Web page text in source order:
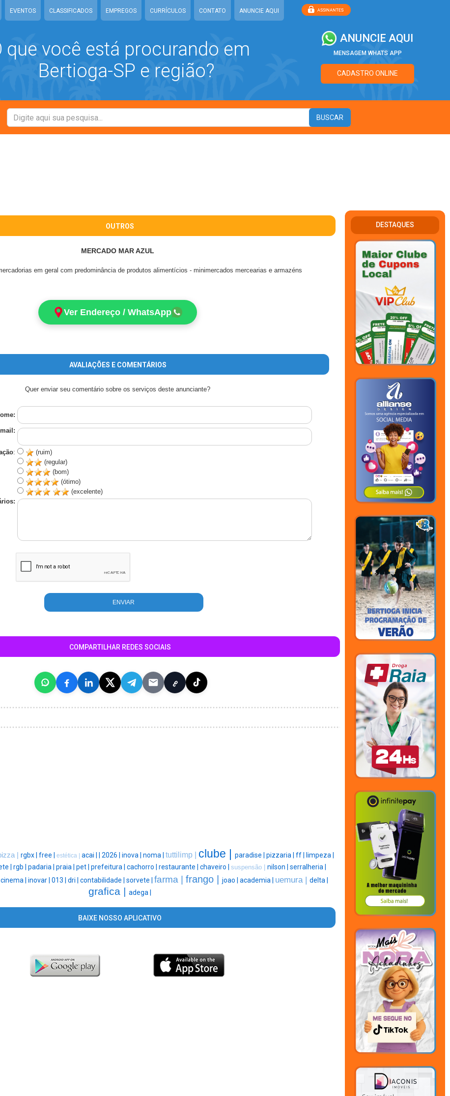
EVENTOS CLASSIFICADOS EMPREGOS CURRÍCULOS CONTATO ANUNCIE AQUI
que você está procurando em
Bertioga-SP e região?
ANUNCIE AQUI
MENSAGEM WHATS APP
CADASTRO ONLINE
OUTROS
MERCADO MAR AZUL
em geral com predominância de produtos alimentícios - minimercados mercearias e armazéns
Ver Endereço / WhatsApp
AVALIAÇÕES E COMENTÁRIOS
Quer enviar seu comentário sobre os serviços deste anunciante?
:
(ruim)
(regular)
(bom)
(ótimo)
(excelente)
COMPARTILHAR REDES SOCIAIS
| rgbx | free | estética | acai | 2026 | inova | noma | tuttilimp | clube | paradise | pizzaria | ff |
limpeza |
| rgb | padaria | praia | pet | prefeitura | cachorro | restaurante | chaveiro | suspensão | nilson | serralheria |
cinema | inovar | 013 | dri | contabilidade | sorvete | farma | frango | joao | academia | uemura | delta |
grafica | adega |
BAIXE NOSSO APLICATIVO
DESTAQUES